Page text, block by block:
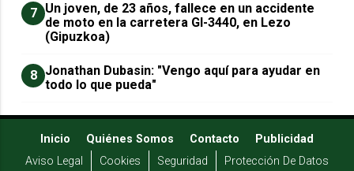
7 Un joven, de 23 años, fallece en un accidente
de moto en la carretera GI-3440, en Lezo
(Gipuzkoa)
8 Jonathan Dubasin: "Vengo aquí para ayudar en
todo lo que pueda"
Inicio Quiénes Somos Contacto
Publicidad
Aviso Legal
Cookies Seguridad Protección De Datos